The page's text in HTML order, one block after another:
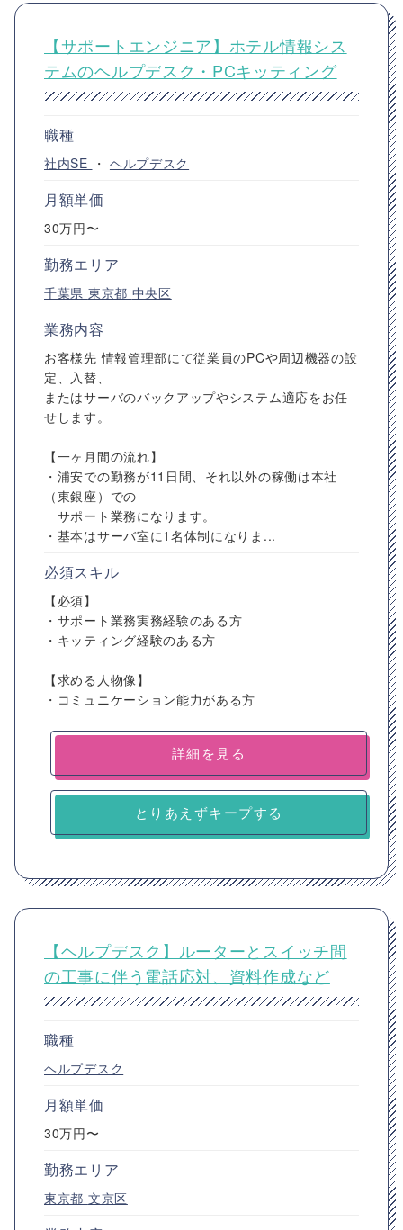
【サポートエンジニア】ホテル情報シス
テムのヘルプデスク・PCキッティング
職種
社内SE ・ ヘルプデスク
月額単価
30万円〜
勤務エリア
千葉県 東京都 中央区
業務内容
お客様先 情報管理部にて従業員のPCや周辺機器の設
定、入替、
またはサーバのバックアップやシステム適応をお任
せします。
【一ヶ月間の流れ】
・浦安での勤務が11日間、それ以外の稼働は本社
（東銀座）での
サポート業務になります。
・基本はサーバ室に1名体制になりま...
必須スキル
【必須】
・サポート業務実務経験のある方
・キッティング経験のある方
【求める人物像】
・コミュニケーション能力がある方
詳細を見る
とりあえずキープする
【ヘルプデスク】ルーターとスイッチ間
の工事に伴う電話応対、資料作成など
職種
ヘルプデスク
月額単価
30万円〜
勤務エリア
東京都 文京区